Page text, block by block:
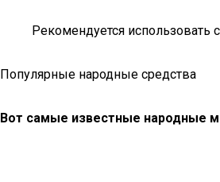
Рекомендуется использовать
Популярные народные средства
Вот самые известные народные